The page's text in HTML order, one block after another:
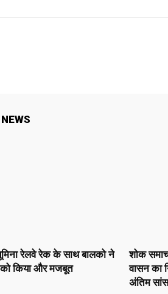
रेलवे रेक के साथ बालको ने
किया और मजबूत
शोक
वासन का
अंतिम सांस